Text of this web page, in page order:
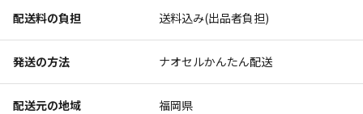
配送料の負担 送料込み(出品者負担)
発送の方法 ナオセルかんたん配送
配送元の地域 福岡県